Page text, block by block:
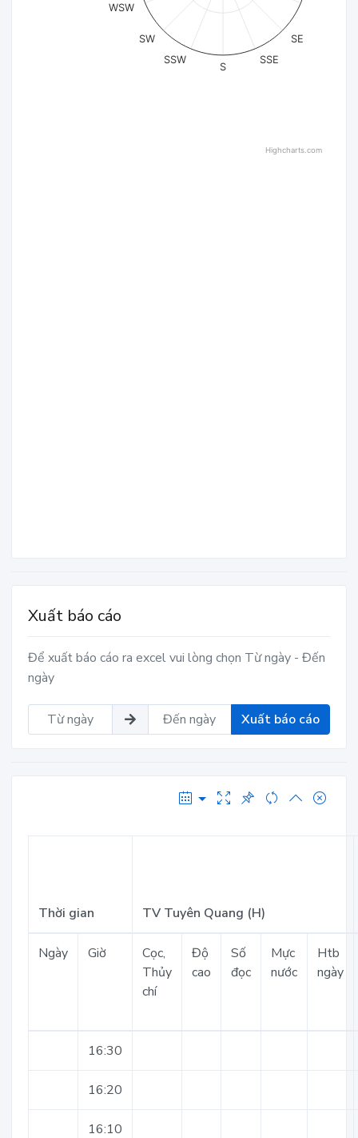
SE
SSE
S
SSW
SW
WSW
Highcharts.com
Xuất báo cáo
Để xuất báo cáo ra excel vui lòng chọn Từ ngày - Đến
ngày
Xuất báo cáo
Thời gian TV Tuyên Quang (H)
Ngày Giờ
Cọc,
Thủy
chí
Độ
cao
Số
đọc
Mực
nước
Htb
ngày
16:30
16:20
16:10